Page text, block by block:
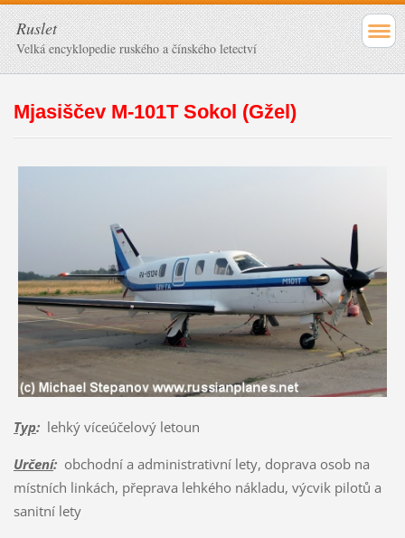
Ruslet
Velká encyklopedie ruského a čínského letectví
Mjasiščev M-101T Sokol (Gžel)
Typ:lehký víceúčelový letoun
Určení:obchodní a administrativní lety, doprava osob na
místních linkách, přeprava lehkého nákladu, výcvik pilotů a
sanitní lety